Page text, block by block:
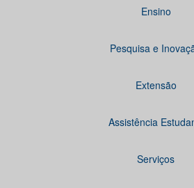
Ensino
Pesquisa e
Extensão
Assistência
Serviços